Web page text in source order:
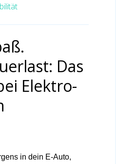
Das
Elektro-
in dein E-Auto,